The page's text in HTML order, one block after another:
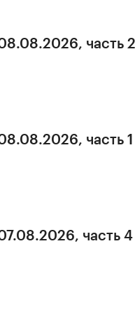
часть 2
часть 1
часть 4